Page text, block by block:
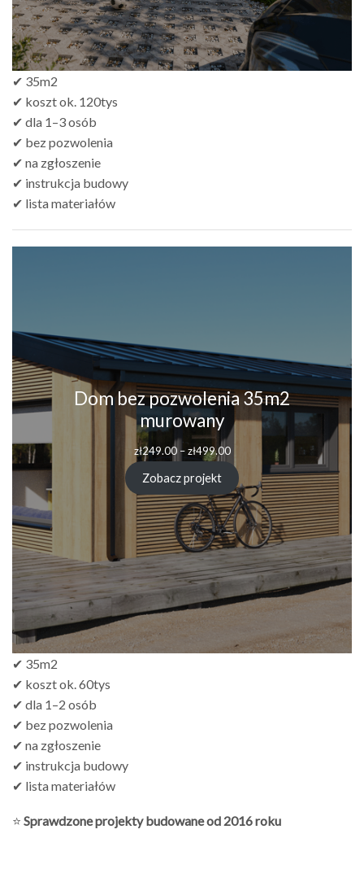
✔ 35m2
✔ koszt ok. 120tys
✔ dla 1–3 osób
✔ bez pozwolenia
✔ na zgłoszenie
✔ instrukcja budowy
✔ lista materiałów
Dom bez pozwolenia 35m2
murowany
zł249.00 – zł499.00Zakres
od
zł249.00
do
zł499.00
Zobacz projekt
✔ 35m2
✔ koszt ok. 60tys
✔ dla 1–2 osób
✔ bez pozwolenia
✔ na zgłoszenie
✔ instrukcja budowy
✔ lista materiałów
⭐ Sprawdzone projekty budowane od 2016 roku